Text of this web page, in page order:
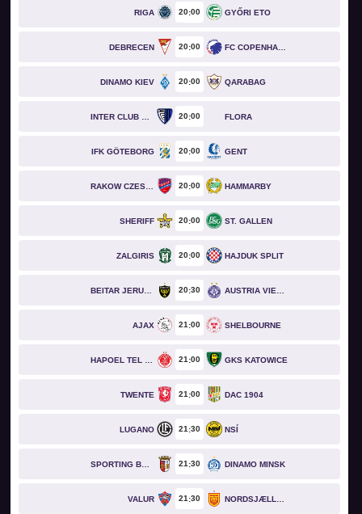
RIGA 20 00 GYŐRI ETO
DEBRECEN 20 00 FC COPENHAGEN
DINAMO KIEV 20 00 QARABAG
INTER CLUB D'ESCALDES 20 00 FLORA
IFK GÖTEBORG 20 00 GENT
RAKOW CZESTOCHOWA 20 00 HAMMARBY
SHERIFF 20 00 ST. GALLEN
ZALGIRIS 20 00 HAJDUK SPLIT
BEITAR JERUSALEM 20 30 AUSTRIA VIENNA
AJAX 21 00 SHELBOURNE
HAPOEL TEL AVIV 21 00 GKS KATOWICE
TWENTE 21 00 DAC 1904
LUGANO 21 30 NSÍ
SPORTING BRAGA 21 30 DINAMO MINSK
VALUR 21 30 NORDSJÆLLAND